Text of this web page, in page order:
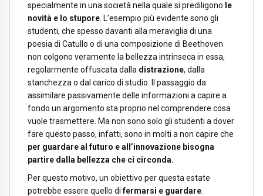
specialmente in una società nella quale si prediligono le
novità e lo stupore . L’esempio più evidente sono gli
studenti, che spesso davanti alla meraviglia di una
poesia di Catullo o di una composizione di Beethoven
non colgono veramente la bellezza intrinseca in essa,
regolarmente offuscata dalla distrazione, dalla
stanchezza o dal carico di studio. Il passaggio da
assimilare passivamente delle informazioni a capire a
fondo un argomento sta proprio nel comprendere cosa
vuole trasmettere. Ma non sono solo gli studenti a dover
fare questo passo, infatti, sono in molti a non capire che
per guardare al futuro e all’innovazione bisogna
partire dalla bellezza che ci circonda.
Per questo motivo, un obiettivo per questa estate
potrebbe essere quello difermarsi e guardare